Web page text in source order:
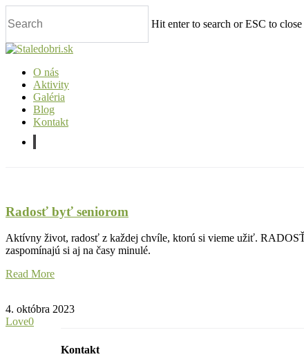
to
content
Hit enter to search or ESC to close
Close
O nás
Aktivity
Galéria
Blog
Kontakt
facebook
Radosť byť seniorom
Aktívny život, radosť z každej chvíle, ktorú si vieme užiť.
zaspomínajú si aj na časy minulé.
Read More
4. októbra 2023
Love0
Kontakt